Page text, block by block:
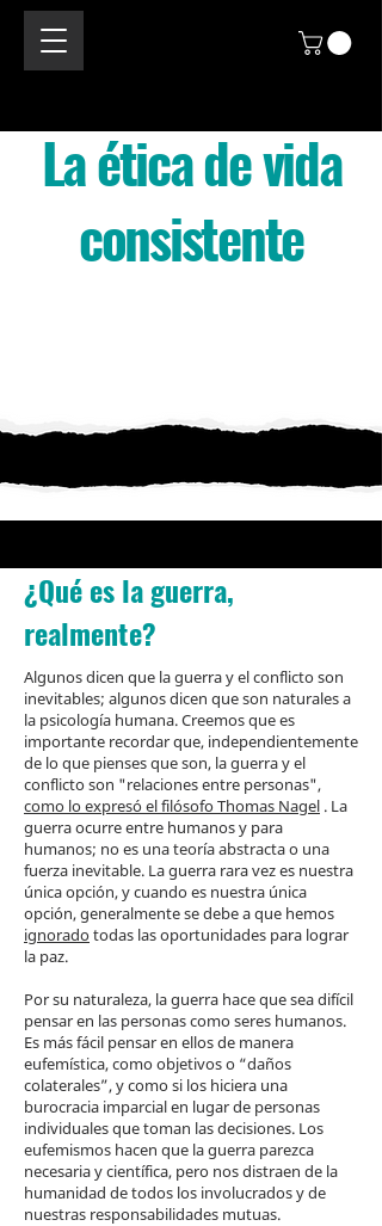
La ética de vida
consistente
¿Qué es la guerra,
realmente?
Algunos dicen que la guerra y el conflicto son
inevitables; algunos dicen que son naturales a
la psicología humana. Creemos que es
importante recordar que, independientemente
de lo que pienses que son, la guerra y el
conflicto son "relaciones entre personas",
como lo expresó el filósofo Thomas Nagel . La
guerra ocurre entre humanos y para
humanos; no es una teoría abstracta o una
fuerza inevitable. La guerra rara vez es nuestra
única opción, y cuando es nuestra única
opción, generalmente se debe a que hemos
ignoradotodas las oportunidades para lograr
la paz.
Por su naturaleza, la guerra hace que sea difícil
pensar en las personas como seres humanos.
Es más fácil pensar en ellos de manera
eufemística, como objetivos o “daños
colaterales”, y como si los hiciera una
burocracia imparcial en lugar de personas
individuales que toman las decisiones. Los
eufemismos hacen que la guerra parezca
necesaria y científica, pero nos distraen de la
humanidad de todos los involucrados y de
nuestras responsabilidades mutuas.